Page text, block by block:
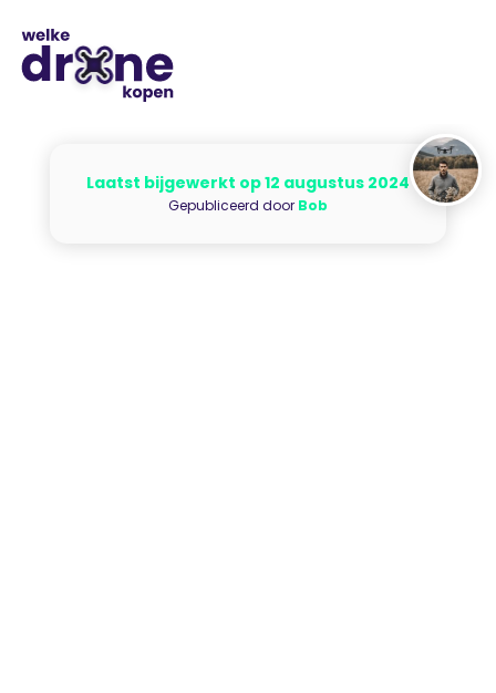
Laatst bijgewerkt op 12 augustus 2024
Gepubliceerd door Bob